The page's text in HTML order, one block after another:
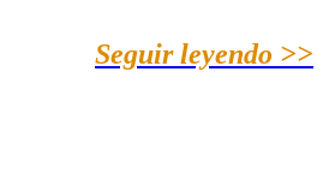
Seguir leyendo >>